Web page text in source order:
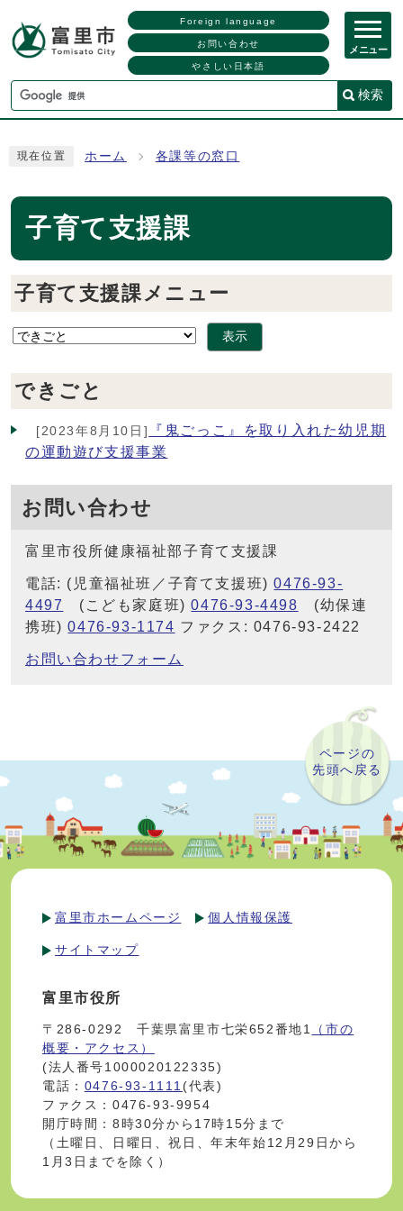
Foreign language
お問い合わせ
やさしい日本語
検索
メニュー
現在位置 ホーム 各課等の窓口
子育て支援課
子育て支援課メニュー
表示
できごと
[2023年8月10日]
『鬼ごっこ』を取り入れた幼児期
の運動遊び支援事業
お問い合わせ
富里市役所健康福祉部子育て支援課
電話: (児童福祉班／子育て支援班)0476-93-
4497
(こども家庭班)0476-93-4498 (幼保連
携班)0476-93-1174 ファクス: 0476-93-2422
お問い合わせフォーム
ページの
先頭へ戻る
富里市ホームページ 個人情報保護
サイトマップ
富里市役所
〒286-0292 千葉県富里市七栄652番地1
（市の
概要・アクセス）
(法人番号1000020122335)
電話： 0476-93-1111(代表)
ファクス：0476-93-9954
開庁時間：8時30分から17時15分まで
（土曜日、日曜日、祝日、年末年始12月29日から
1月3日までを除く）